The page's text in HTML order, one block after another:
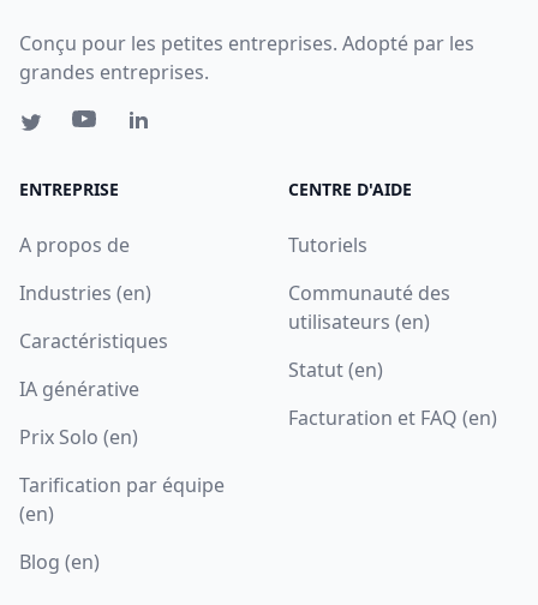
Conçu pour les petites entreprises. Adopté par les
grandes entreprises.
ENTREPRISE
A propos de
Industries (en)
Caractéristiques
IA générative
Prix Solo (en)
Tarification par équipe
(en)
Blog (en)
CENTRE D'AIDE
Tutoriels
Communauté des
utilisateurs (en)
Statut (en)
Facturation et FAQ (en)